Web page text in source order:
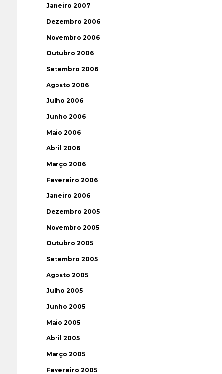
Janeiro 2007
Dezembro 2006
Novembro 2006
Outubro 2006
Setembro 2006
Agosto 2006
Julho 2006
Junho 2006
Maio 2006
Abril 2006
Março 2006
Fevereiro 2006
Janeiro 2006
Dezembro 2005
Novembro 2005
Outubro 2005
Setembro 2005
Agosto 2005
Julho 2005
Junho 2005
Maio 2005
Abril 2005
Março 2005
Fevereiro 2005